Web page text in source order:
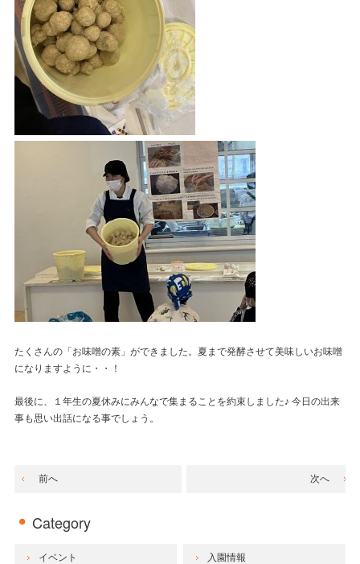
たくさんの「お味噌の素」ができました。夏まで発酵させて美味しいお味噌
になりますように・・！
最後に、１年生の夏休みにみんなで集まることを約束しました♪ 今日の出来
事も思い出話になる事でしょう。
前へ 次へ
Category
イベント 入園情報